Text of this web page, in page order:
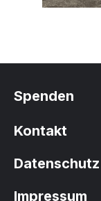
Spenden
Kontakt
Datenschutz
Impressum